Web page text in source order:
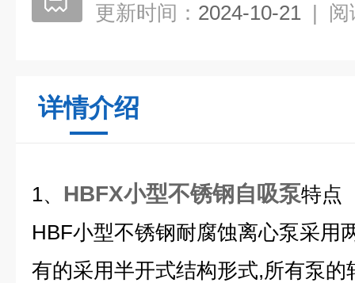
更新时间： 2024-10-21 | 阅
详情介绍
1、 HBFX小型不锈钢自吸泵特点
HBF小型不锈钢耐腐蚀离心泵采用
有的采用半开式结构形式,所有泵